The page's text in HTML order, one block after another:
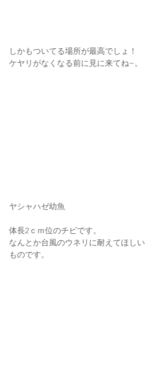
しかもついてる場所が最高でしょ！
ケヤリがなくなる前に見に来てね~。
ヤシャハゼ幼魚
体長2ｃｍ位のチビです。
なんとか台風のウネリに耐えてほしい
ものです。